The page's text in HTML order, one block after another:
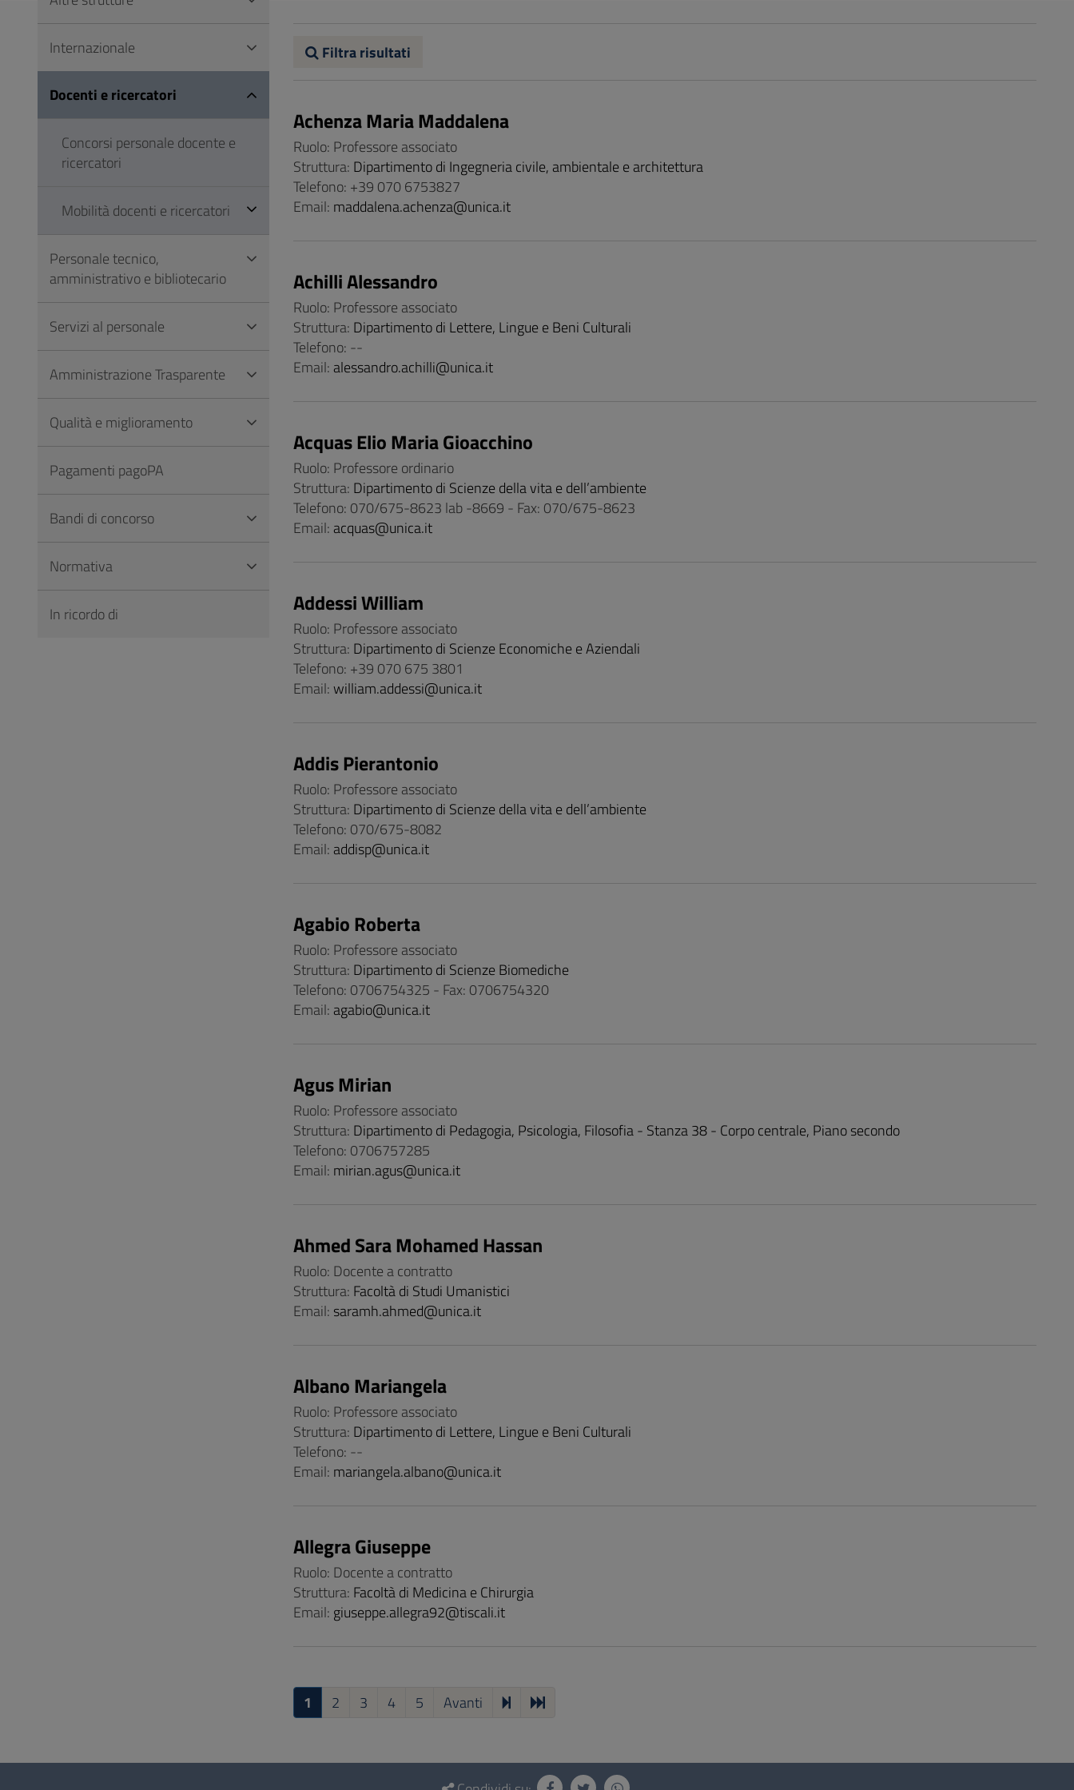
Footer
Filtra risultati
Achenza Maria Maddalena
Ruolo: Professore associato
Struttura: Dipartimento di Ingegneria civile, ambientale e architettura
Telefono: +39 070 6753827
Email: maddalena.achenza@unica.it
Achilli Alessandro
Ruolo: Professore associato
Struttura: Dipartimento di Lettere, Lingue e Beni Culturali
Telefono: --
Email: alessandro.achilli@unica.it
Acquas Elio Maria Gioacchino
Ruolo: Professore ordinario
Struttura: Dipartimento di Scienze della vita e dell’ambiente
Telefono: 070/675-8623 lab -8669 - Fax: 070/675-8623
Email: acquas@unica.it
Addessi William
Ruolo: Professore associato
Struttura: Dipartimento di Scienze Economiche e Aziendali
Telefono: +39 070 675 3801
Email:william.addessi@unica.it
Addis Pierantonio
Ruolo: Professore associato
Struttura: Dipartimento di Scienze della vita e dell’ambiente
Telefono: 070/675-8082
Email: addisp@unica.it
Agabio Roberta
Ruolo: Professore associato
Struttura: Dipartimento di Scienze Biomediche
Telefono: 0706754325 - Fax: 0706754320
Email: agabio@unica.it
Agus Mirian
Ruolo: Professore associato
Struttura: Dipartimento di Pedagogia, Psicologia, Filosofia - Stanza 38 - Corpo centrale, Piano secondo
Telefono: 0706757285
Email: mirian.agus@unica.it
Ahmed Sara Mohamed Hassan
Ruolo: Docente a contratto
Struttura: Facoltà di Studi Umanistici
Email: saramh.ahmed@unica.it
Albano Mariangela
Ruolo: Professore associato
Struttura: Dipartimento di Lettere, Lingue e Beni Culturali
Telefono: --
Email: mariangela.albano@unica.it
Allegra Giuseppe
Ruolo: Docente a contratto
Struttura: Facoltà di Medicina e Chirurgia
Email: giuseppe.allegra92@tiscali.it
1 2 3 4 5 Avanti
Internazionale
Docenti e ricercatori
Concorsi personale docente e
ricercatori
Mobilità docenti e ricercatori
Personale tecnico,
amministrativo e bibliotecario
Servizi al personale
Amministrazione Trasparente
Qualità e miglioramento
Pagamenti pagoPA
Bandi di concorso
Normativa
In ricordo di
Questionario